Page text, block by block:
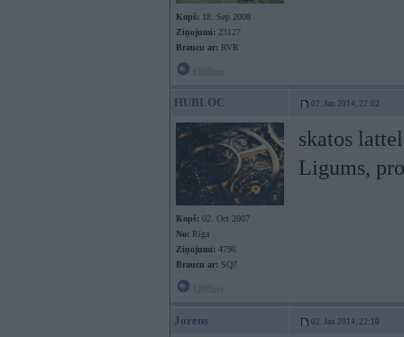
Kopš: 18. Sep 2008
Ziņojumi: 23127
Braucu ar: RVR
HUBLOC 02. Jan 2014, 22:02
Kopš: 02. Oct 2007
No: Rīga
Ziņojumi: 4796
Braucu ar: SQ7
skatos
Ligums,
Jorens 02. Jan 2014, 22:10